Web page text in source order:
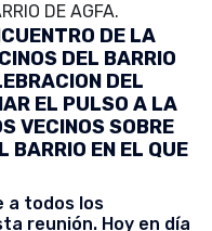
DE AGFA.
DE LA
DEL BARRIO
DEL
EL PULSO A LA
VECINOS SOBRE
EN EL QUE
a todos los
reunión. Hoy en día